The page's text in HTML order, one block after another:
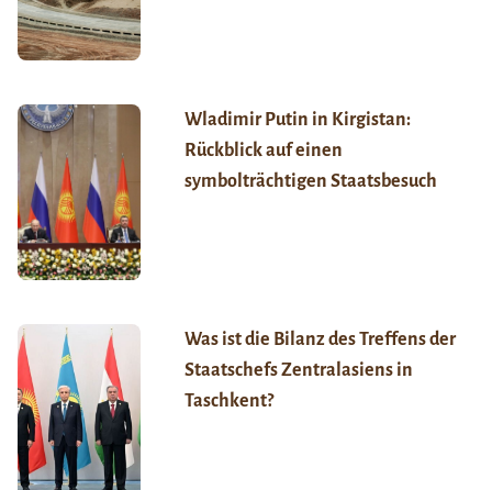
Wladimir Putin in Kirgistan:
Rückblick auf einen
symbolträchtigen Staatsbesuch
Was ist die Bilanz des Treffens der
Staatschefs Zentralasiens in
Taschkent?